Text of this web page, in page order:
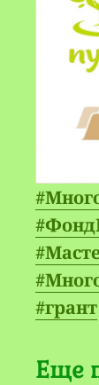
#грант
Еще